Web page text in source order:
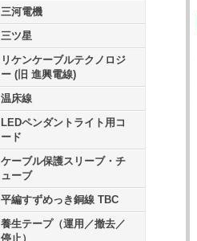
三河電機
三ツ星
リケンケーブルテクノロジ
ー (旧 進興電線)
温床線
LEDペンダントライト用コ
ード
ケーブル保護スリーブ・チ
ューブ
平編すずめっき銅線 TBC
養生テープ（運用／撤去／
停止）